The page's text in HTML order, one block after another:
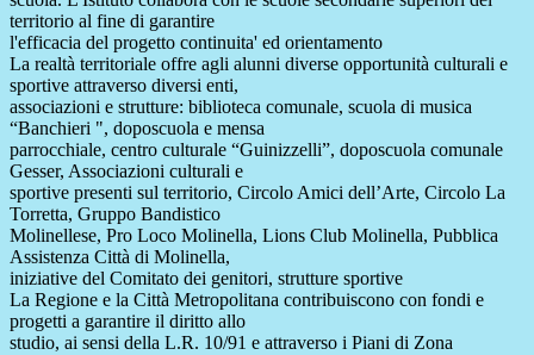
territorio al fine di garantire
l'efficacia del progetto continuita' ed orientamento
La realtà territoriale offre agli alunni diverse opportunità culturali e
sportive attraverso diversi enti,
associazioni e strutture: biblioteca comunale, scuola di musica
“Banchieri ", doposcuola e mensa
parrocchiale, centro culturale “Guinizzelli”, doposcuola comunale
Gesser, Associazioni culturali e
sportive presenti sul territorio, Circolo Amici dell’Arte, Circolo La
Torretta, Gruppo Bandistico
Molinellese, Pro Loco Molinella, Lions Club Molinella, Pubblica
Assistenza Città di Molinella,
iniziative del Comitato dei genitori, strutture sportive
La Regione e la Città Metropolitana contribuiscono con fondi e
progetti a garantire il diritto allo
studio, ai sensi della L.R. 10/91 e attraverso i Piani di Zona